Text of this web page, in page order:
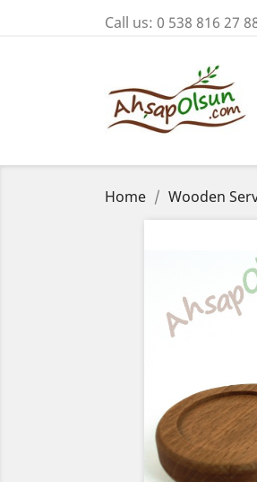
Call us: 0 538 816 27
Home Wooden